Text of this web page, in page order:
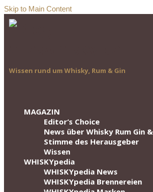
Skip to Main Content
Wissen rund um Whisky, Rum & Gin
MAGAZIN
Editor‘s Choice
News über Whisky Rum Gin
Stimme des Herausgeber
Wissen
WHISKYpedia
WHISKYpedia News
WHISKYpedia Brennereien